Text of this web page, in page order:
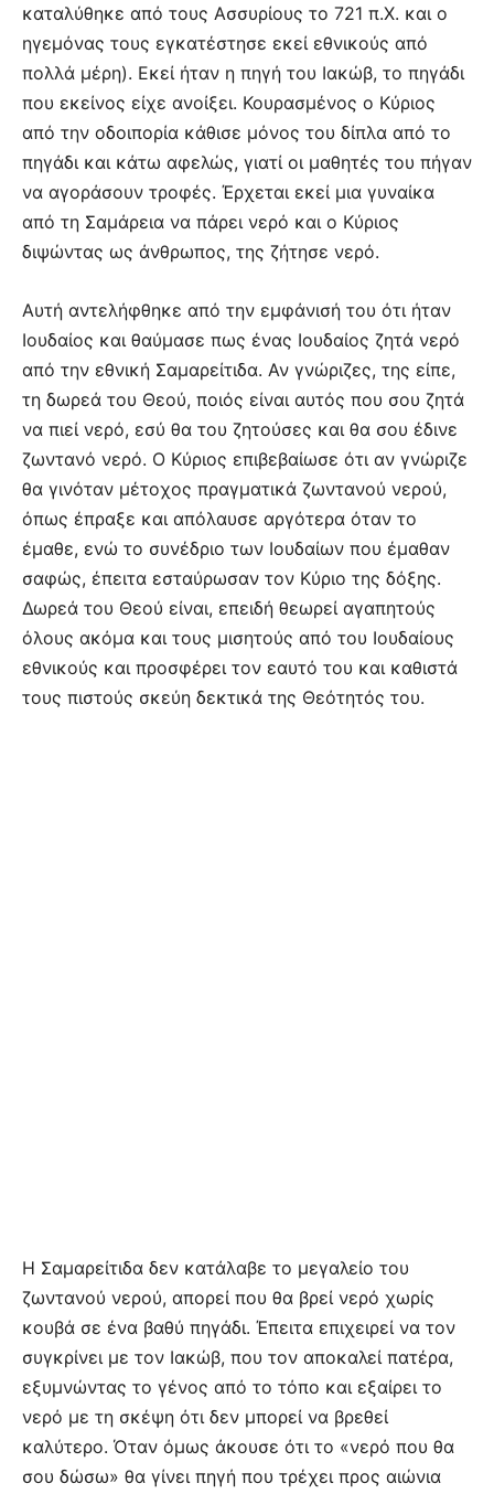
καταλύθηκε από τους Ασσυρίους το 721 π.Χ. και ο
ηγεμόνας τους εγκατέστησε εκεί εθνικούς από
πολλά μέρη). Εκεί ήταν η πηγή του Ιακώβ, το πηγάδι
που εκείνος είχε ανοίξει. Κουρασμένος ο Κύριος
από την οδοιπορία κάθισε μόνος του δίπλα από το
πηγάδι και κάτω αφελώς, γιατί οι μαθητές του πήγαν
να αγοράσουν τροφές. Έρχεται εκεί μια γυναίκα
από τη Σαμάρεια να πάρει νερό και ο Κύριος
διψώντας ως άνθρωπος, της ζήτησε νερό.
Αυτή αντελήφθηκε από την εμφάνισή του ότι ήταν
Ιουδαίος και θαύμασε πως ένας Ιουδαίος ζητά νερό
από την εθνική Σαμαρείτιδα. Αν γνώριζες, της είπε,
τη δωρεά του Θεού, ποιός είναι αυτός που σου ζητά
να πιεί νερό, εσύ θα του ζητούσες και θα σου έδινε
ζωντανό νερό. Ο Κύριος επιβεβαίωσε ότι αν γνώριζε
θα γινόταν μέτοχος πραγματικά ζωντανού νερού,
όπως έπραξε και απόλαυσε αργότερα όταν το
έμαθε, ενώ το συνέδριο των Ιουδαίων που έμαθαν
σαφώς, έπειτα εσταύρωσαν τον Κύριο της δόξης.
Δωρεά του Θεού είναι, επειδή θεωρεί αγαπητούς
όλους ακόμα και τους μισητούς από του Ιουδαίους
εθνικούς και προσφέρει τον εαυτό του και καθιστά
τους πιστούς σκεύη δεκτικά της Θεότητός του.
Η Σαμαρείτιδα δεν κατάλαβε το μεγαλείο του
ζωντανού νερού, απορεί που θα βρεί νερό χωρίς
κουβά σε ένα βαθύ πηγάδι. Έπειτα επιχειρεί να τον
συγκρίνει με τον Ιακώβ, που τον αποκαλεί πατέρα,
εξυμνώντας το γένος από το τόπο και εξαίρει το
νερό με τη σκέψη ότι δεν μπορεί να βρεθεί
καλύτερο. Όταν όμως άκουσε ότι το «νερό που θα
σου δώσω» θα γίνει πηγή που τρέχει προς αιώνια